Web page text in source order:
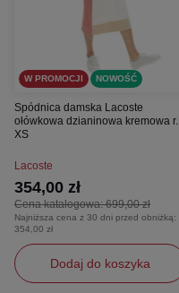
W PROMOCJI NOWOŚĆ
Spódnica damska Lacoste
ołówkowa dzianinowa kremowa r.
XS
Lacoste
Cena katalogowa:699,00 zł
354,00 zł
Najniższa cena z 30 dni przed obniżką:
354,00 zł
Dodaj do koszyka